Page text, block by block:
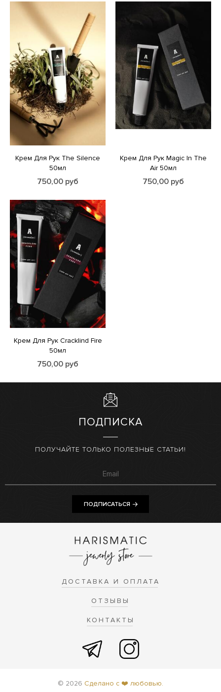
Крем Для Рук The Silence
50мл
750,00 руб
Крем Для Рук Magic In The
Air 50мл
750,00 руб
Крем Для Рук Cracklind Fire
50мл
750,00 руб
ПОДПИСКА
ПОЛУЧАЙТЕ ТОЛЬКО ПОЛЕЗНЫЕ СТАТЬИ!
ПОДПИСАТЬСЯ
ДОСТАВКА И ОПЛАТА
ОТЗЫВЫ
КОНТАКТЫ
© 2026 Сделано с ❤️ любовью.